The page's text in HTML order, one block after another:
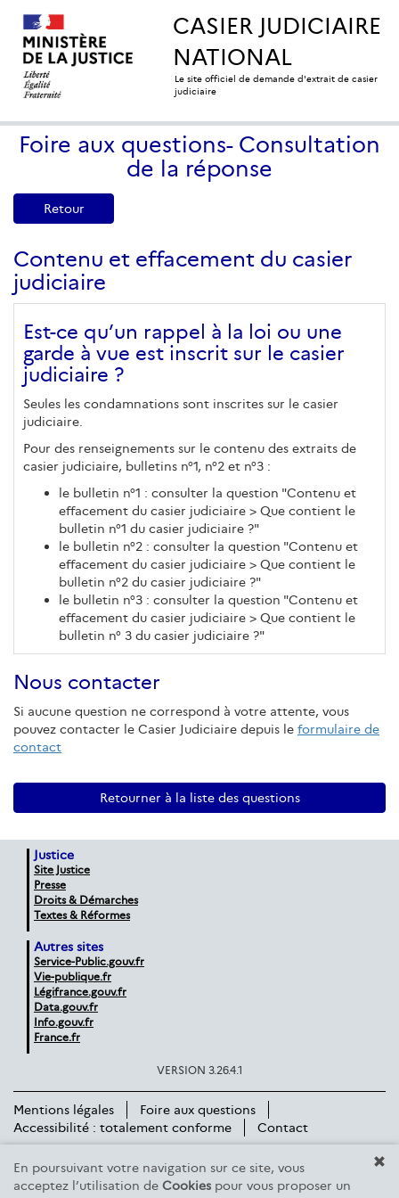
En poursuivant votre navigation sur ce site, vous
acceptez l’utilisation de Cookies pour vous proposer un
CASIER JUDICIAIRE
NATIONAL
Le site officiel de demande d'extrait de casier
judiciaire
Foire aux questions- Consultation
de la réponse
Retour
Contenu et effacement du casier
judiciaire
Est-ce qu’un rappel à la loi ou une
garde à vue est inscrit sur le casier
judiciaire ?
Seules les condamnations sont inscrites sur le casier
judiciaire.
Pour des renseignements sur le contenu des extraits de
casier judiciaire, bulletins n°1, n°2 et n°3 :
le bulletin n°1 : consulter la question "Contenu et
effacement du casier judiciaire > Que contient le
bulletin n°1 du casier judiciaire ?"
le bulletin n°2 : consulter la question "Contenu et
effacement du casier judiciaire > Que contient le
bulletin n°2 du casier judiciaire ?"
le bulletin n°3 : consulter la question "Contenu et
effacement du casier judiciaire > Que contient le
bulletin n° 3 du casier judiciaire ?"
Nous contacter
Si aucune question ne correspond à votre attente, vous
pouvez contacter le Casier Judiciaire depuis le formulaire de
contact
Retourner à la liste des questions
Justice
Site Justice
Presse
Droits & Démarches
Textes & Réformes
Autres sites
Service-Public.gouv.fr
Vie-publique.fr
Légifrance.gouv.fr
Data.gouv.fr
Info.gouv.fr
France.fr
VERSION 3.26.4.1
Mentions légales
Foire aux questions
Accessibilité : totalement conforme
Contact